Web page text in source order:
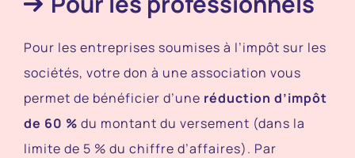
Pour les entreprises soumises à l’impôt sur les
sociétés, votre don à une association vous
permet de bénéficier d’une réduction d’impôt
de 60 % du montant du versement (dans la
limite de 5 % du chiffre d’affaires). Par